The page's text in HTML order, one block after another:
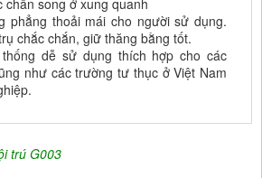
phẳng thoải mái cho người sử dụng.
chắc chắn, giữ thăng bằng tốt.
dễ sử dụng thích hợp cho các
như các trường tư thục ở Việt Nam
trú G003